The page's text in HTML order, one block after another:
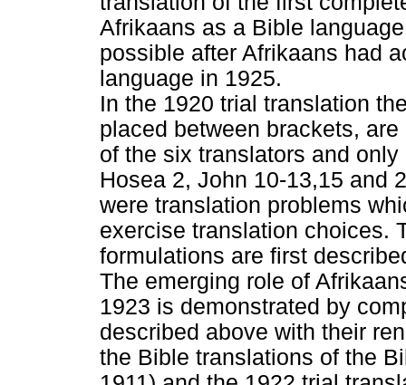
Afrikaans as a Bible
possible after Afrikaans had
language in 1925.
In the 1920 trial translation
placed between brackets,
of the six translators and
Hosea 2, John 10-13,15 and
were translation problems
exercise translation choices.
formulations are first
The emerging role of
1923 is demonstrated by
described above with their
the Bible translations of the